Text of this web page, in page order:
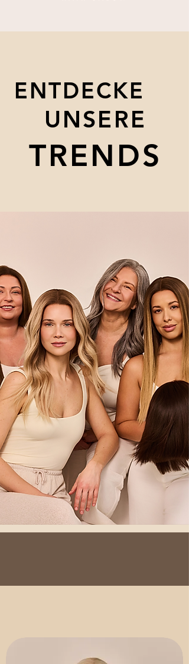
ENTDECKE
ENTDECKE
UNSERE
UNSERE
TRENDS
TRENDS